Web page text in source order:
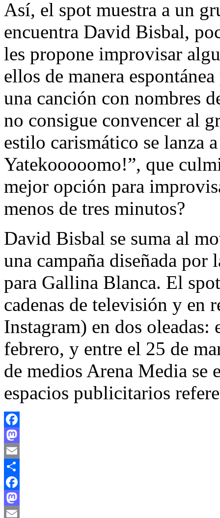
Así, el spot muestra a un
encuentra David Bisbal,
les propone improvisar
ellos de manera
una canción con nombres
no consigue convencer al
estilo carismático se lanza
Yatekooooomo!”, que
mejor opción para
menos de tres minutos?
David Bisbal se suma al
una campaña diseñada
para Gallina Blanca. El
cadenas de televisión y en
Instagram) en dos
febrero, y entre el 25 de
de medios Arena Media se
espacios publicitarios
Facebook
Mastodon
Email
Compartir
Facebook
Mastodon